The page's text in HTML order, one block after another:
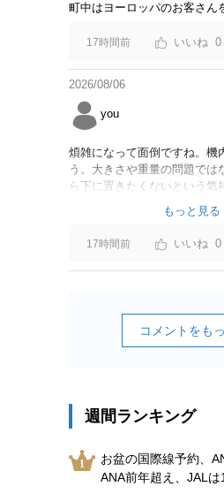
町中はヨーロッパのお客さん
17時間前 0
2026/08/06
you
煩雑になって面倒ですね。機
う。大きさや重量の問題では
ら下に置きたくないという気
かったのでしょうかね。いっ
座席を作って、座席指定も荷
べて無しで格安プランで分け
ルで分かりやすいかも。どん
て面倒です。
もっと見る
17時間前 0
コメントをも
週間ランキング
お盆の国際線予約、
ANA前年超え、JALは